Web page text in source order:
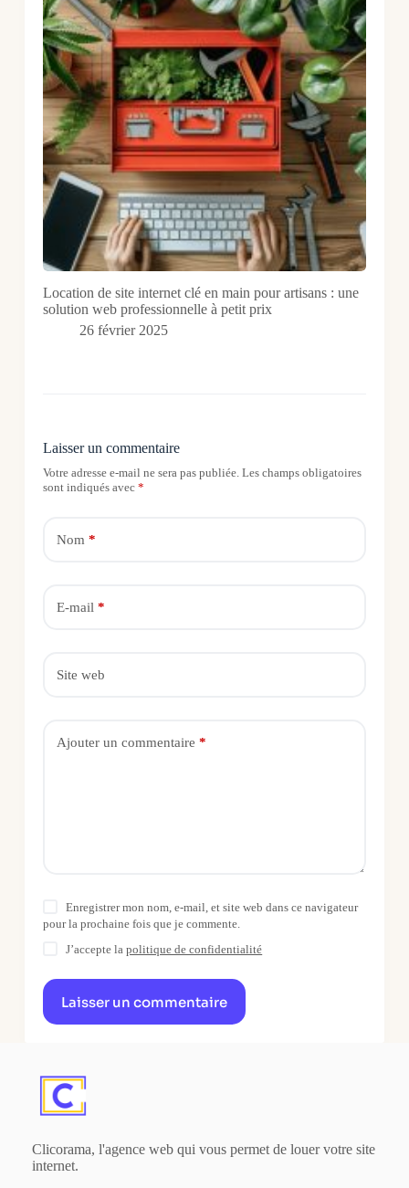
Location de site internet clé en main pour artisans : une
solution web professionnelle à petit prix
26 février 2025
Laisser un commentaire
Votre adresse e-mail ne sera pas publiée. Les champs obligatoires
sont indiqués avec *
Nom *
E-mail *
Site web
Ajouter un commentaire *
Enregistrer mon nom, e-mail, et site web dans ce navigateur
pour la prochaine fois que je commente.
J’accepte lapolitique de confidentialité
Laisser un commentaire
Clicorama, l'agence web qui vous permet de louer votre site
internet.